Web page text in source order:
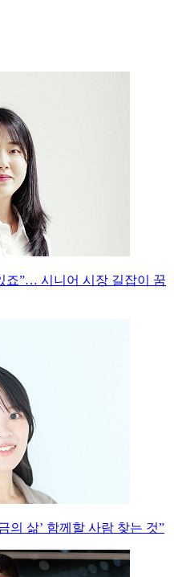
죠”… 시니어 시장 길잡이 꿈
의 삶’ 함께할 사람 찾는 것”